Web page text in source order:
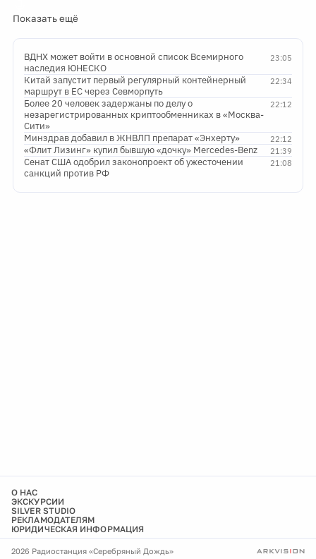
Показать ещё
23:05
ВДНХ может войти в основной список Всемирного
наследия ЮНЕСКО
22:34
Китай запустит первый регулярный контейнерный
маршрут в ЕС через Севморпуть
22:12
Более 20 человек задержаны по делу о
незарегистрированных криптообменниках в «Москва-
Сити»
22:12
Минздрав добавил в ЖНВЛП препарат «Энхерту»
21:39
«Флит Лизинг» купил бывшую «дочку» Mercedes-Benz
21:08
Сенат США одобрил законопроект об ужесточении
санкций против РФ
О НАС
ЭКСКУРСИИ
SILVER STUDIO
РЕКЛАМОДАТЕЛЯМ
ЮРИДИЧЕСКАЯ ИНФОРМАЦИЯ
2026 Радиостанция «Серебряный Дождь»